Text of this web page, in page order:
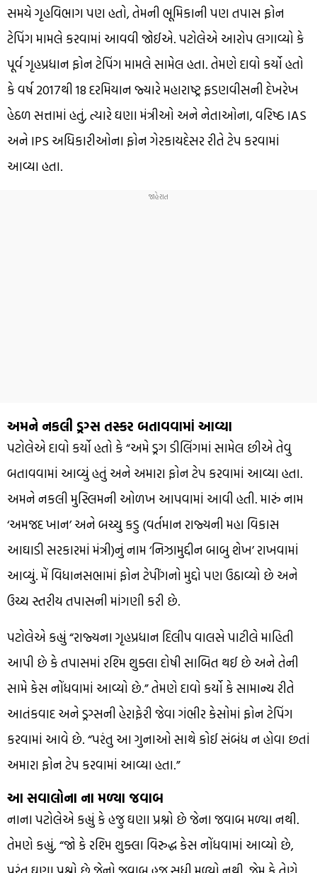
સમયે ગૃહવિભાગ પણ હતો, તેમની ભૂમિકાની પણ તપાસ ફોન
ટેપિંગ મામલે કરવામાં આવવી જોઈએ. પટોલેએ આરોપ લગાવ્યો કે
પૂર્વ ગૃહપ્રધાન ફોન ટેપિંગ મામલે સામેલ હતા. તેમણે દાવો કર્યો હતો
કે વર્ષ 2017થી 18 દરમિયાન જ્યારે મહારાષ્ટ્ર ફડણવીસની દેખરેખ
હેઠળ સત્તામાં હતું, ત્યારે ઘણા મંત્રીઓ અને નેતાઓના, વરિષ્ઠ IAS
અને IPS અધિકારીઓના ફોન ગેરકાયદેસર રીતે ટેપ કરવામાં
આવ્યા હતા.
અમને નકલી ડ્રગ્સ તસ્કર બતાવવામાં આવ્યા
પટોલેએ દાવો કર્યો હતો કે “અમે ડ્રગ ડીલિંગમાં સામેલ છીએ તેવુ
બતાવવામાં આવ્યું હતું અને અમારા ફોન ટેપ કરવામાં આવ્યા હતા.
અમને નકલી મુસ્લિમની ઓળખ આપવામાં આવી હતી. મારું નામ
‘અમજદ ખાન’ અને બચ્ચુ કડુ (વર્તમાન રાજ્યની મહા વિકાસ
આઘાડી સરકારમાં મંત્રી)નું નામ ‘નિઝામુદ્દીન બાબુ શેખ’ રાખવામાં
આવ્યું. મેં વિધાનસભામાં ફોન ટેપીંગનો મુદ્દો પણ ઉઠાવ્યો છે અને
ઉચ્ચ સ્તરીય તપાસની માંગણી કરી છે.
પટોલેએ કહ્યું “રાજ્યના ગૃહપ્રધાન દિલીપ વાલસે પાટીલે માહિતી
આપી છે કે તપાસમાં રશ્મિ શુક્લા દોષી સાબિત થઈ છે અને તેની
સામે કેસ નોંધવામાં આવ્યો છે.” તેમણે દાવો કર્યો કે સામાન્ય રીતે
આતંકવાદ અને ડ્રગ્સની હેરાફેરી જેવા ગંભીર કેસોમાં ફોન ટેપિંગ
કરવામાં આવે છે. “પરંતુ આ ગુનાઓ સાથે કોઈ સંબંધ ન હોવા છતાં
અમારા ફોન ટેપ કરવામાં આવ્યા હતા.”
આ સવાલોના ના મળ્યા જવાબ
નાના પટોલેએ કહ્યું કે હજુ ઘણા પ્રશ્નો છે જેના જવાબ મળ્યા નથી.
તેમણે કહ્યું, “જો કે રશ્મિ શુક્લા વિરુદ્ધ કેસ નોંધવામાં આવ્યો છે,